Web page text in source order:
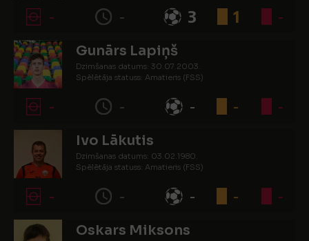
- - 3 1 -
Gunārs Lapiņš
Dzimšanas datums: 30.07.2003.
Spēlētāja statuss: Amatieris (FSS)
- - - - -
Ivo Lākutis
Dzimšanas datums: 03.02.1980.
Spēlētāja statuss: Amatieris (FSS)
- - - - -
Oskars Miksons